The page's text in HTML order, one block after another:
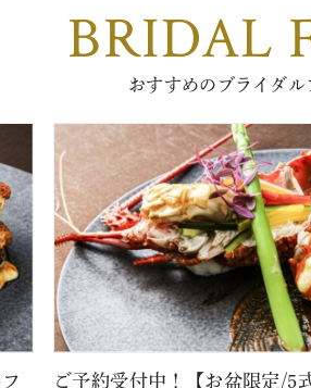
BRIDAL
おすすめのブライダル
ご予約受付中！【お盆限定/5